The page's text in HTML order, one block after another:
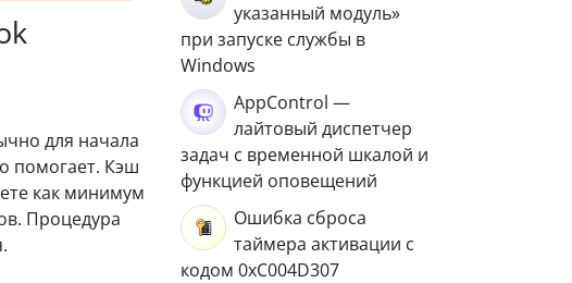
для начала
помогает. Кэш
как минимум
Процедура
указанный модуль»
при запуске службы в
Windows
AppControl —
лайтовый диспетчер
задач с временной шкалой и
функцией оповещений
Ошибка сброса
таймера активации с
кодом 0xC004D307